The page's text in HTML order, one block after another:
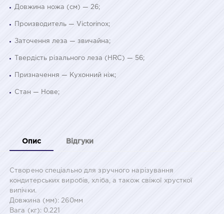
Довжина ножа (см) — 26;
Производитель — Victorinox;
Заточення леза — звичайна;
Твердість різального леза (HRC) — 56;
Призначення — Кухонний ніж;
Стан — Нове;
Опис Відгуки
Створено спеціально для зручного нарізування
кондитерських виробів, хліба, а також свіжої хрусткої
випічки.
Довжина (мм): 260мм
Вага (кг): 0.221